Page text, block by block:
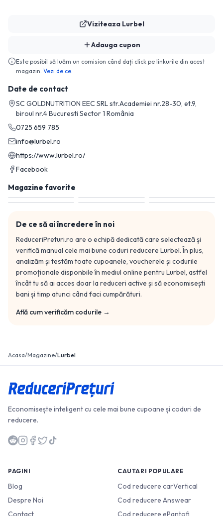
Viziteaza Lurbel
Adauga cupon
Este posibil să luăm un comision când dați click pe linkurile din acest
magazin. Vezi de ce.
Date de contact
SC GOLDNUTRITION EEC SRL str.Academiei nr.28-30, et.9,
biroul nr.4 Bucuresti Sector 1 România
0725 659 785
info@lurbel.ro
https://www.lurbel.ro/
Facebook
Magazine favorite
De ce să ai încredere în noi
ReduceriPreturi.ro are o echipă dedicată care selectează și
verifică manual cele mai bune coduri reducere Lurbel. În plus,
analizăm și testăm toate cupoanele, voucherele și codurile
promoționale disponbile în mediul online pentru Lurbel, astfel
încât tu să ai acces doar la reduceri active și să economisești
bani și timp atunci când faci cumpărături.
Află cum verificăm codurile →
Acasa/Magazine/Lurbel
Economisește inteligent cu cele mai bune cupoane și coduri de
reducere.
PAGINI
Blog
Despre Noi
Contact
CAUTARI POPULARE
Cod reducere carVertical
Cod reducere Answear
Cod reducere ePantofi